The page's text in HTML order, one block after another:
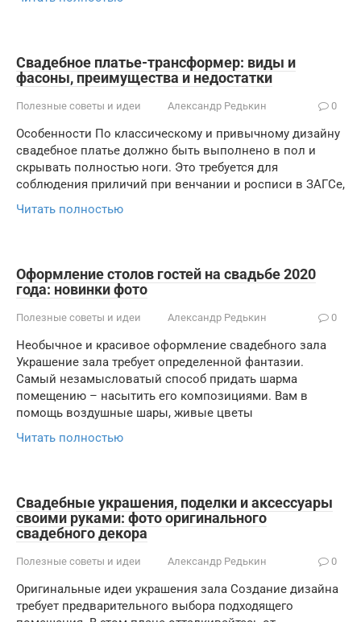
Свадебное платье-трансформер: виды и
фасоны, преимущества и недостатки
Полезные советы и идеи Александр Редькин 0
Особенности По классическому и привычному дизайну
свадебное платье должно быть выполнено в пол и
скрывать полностью ноги. Это требуется для
соблюдения приличий при венчании и росписи в ЗАГСе,
Читать полностью
Оформление столов гостей на свадьбе 2020
года: новинки фото
Полезные советы и идеи Александр Редькин 0
Необычное и красивое оформление свадебного зала
Украшение зала требует определенной фантазии.
Самый незамысловатый способ придать шарма
помещению – насытить его композициями. Вам в
помощь воздушные шары, живые цветы
Читать полностью
Свадебные украшения, поделки и аксессуары
своими руками: фото оригинального
свадебного декора
Полезные советы и идеи Александр Редькин 0
Оригинальные идеи украшения зала Создание дизайна
требует предварительного выбора подходящего